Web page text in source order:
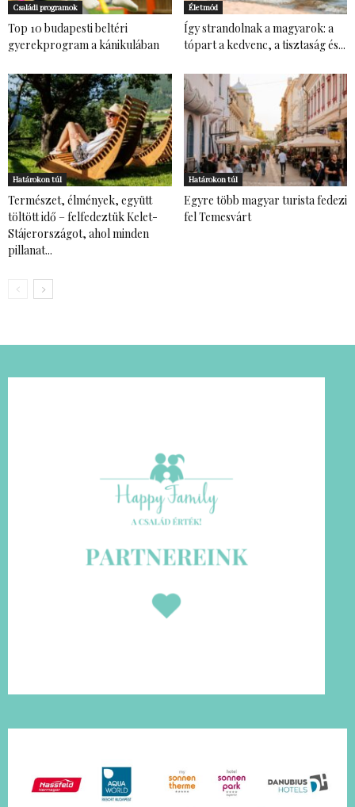
Családi programok
Top 10 budapesti beltéri
gyerekprogram a kánikulában
Életmód
Így strandolnak a magyarok: a
tópart a kedvenc, a tisztaság és...
Határokon túl
Természet, élmények, együtt
töltött idő – felfedeztük Kelet-
Stájerországot, ahol minden
pillanat...
Határokon túl
Egyre több magyar turista fedezi
fel Temesvárt